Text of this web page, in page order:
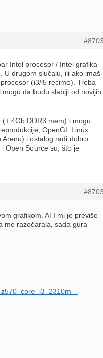
Intel procesor / Intel grafika
U drugom slučaju, ili ako imaš
(i3/i5 recimo). Treba
da budu slabiji od novijih
4Gb DDR3 mem) i mogu
OpenGL Linux
i ostalog radi dobro
Open Source su, što je
grafikom. ATI mi je previše
me razočarala, sada gura